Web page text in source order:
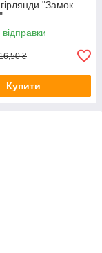
"Замок
₴
Купити